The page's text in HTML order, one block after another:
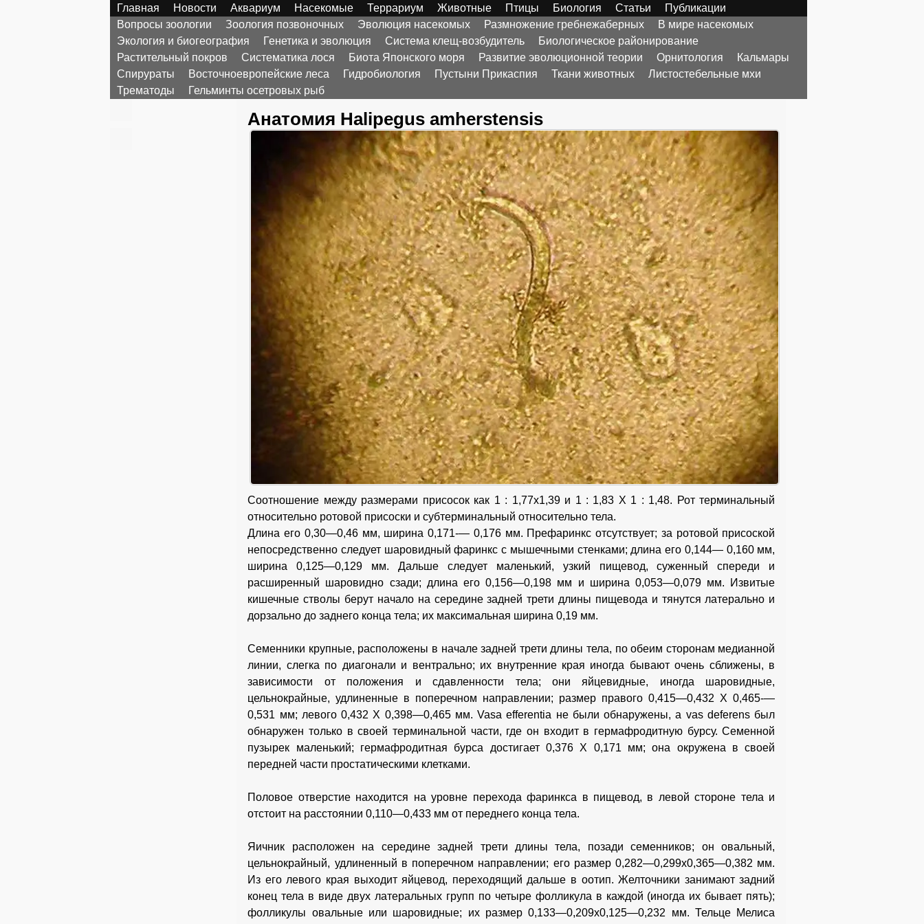
Главная Новости Аквариум Насекомые Террариум Животные Птицы Биология Статьи
Публикации
Вопросы зоологии
Зоология позвоночных Эволюция насекомых Размножение гребнежаберных
В мире насекомых
Экология и биогеография
Генетика и эволюция Система клещ-возбудитель
Биологическое районирование
Растительный покров
Систематика лося Биота Японского моря Развитие эволюционной теории Орнитология
Кальмары
Спирураты
Восточноевропейские леса Гидробиология Пустыни Прикаспия Ткани животных
Листостебельные мхи
Трематоды
Гельминты осетровых рыб
Анатомия Halipegus amherstensis
Соотношение между размерами присосок как 1 : 1,77x1,39 и 1 : 1,83 X 1 : 1,48. Рот терминальный
относительно ротовой присоски и субтерминальный относительно тела.
Длина его 0,30—0,46 мм, ширина 0,171-— 0,176 мм. Префаринкс отсутствует; за ротовой присоской
непосредственно следует шаровидный фаринкс с мышечными стенками; длина его 0,144— 0,160 мм,
ширина 0,125—0,129 мм. Дальше следует маленький, узкий пищевод, суженный спереди и
расширенный шаровидно сзади; длина его 0,156—0,198 мм и ширина 0,053—0,079 мм. Извитые
кишечные стволы берут начало на середине задней трети длины пищевода и тянутся латерально и
дорзально до заднего конца тела; их максимальная ширина 0,19 мм.
Семенники крупные, расположены в начале задней трети длины тела, по обеим сторонам медианной
линии, слегка по диагонали и вентрально; их внутренние края иногда бывают очень сближены, в
зависимости от положения и сдавленности тела; они яйцевидные, иногда шаровидные,
цельнокрайные, удлиненные в поперечном направлении; размер правого 0,415—0,432 X 0,465-—
0,531 мм; левого 0,432 X 0,398—0,465 мм. Vasa efferentia не были обнаружены, a vas deferens был
обнаружен только в своей терминальной части, где он входит в гермафродитную бурсу. Семенной
пузырек маленький; гермафродитная бурса достигает 0,376 X 0,171 мм; она окружена в своей
передней части простатическими клетками.
Половое отверстие находится на уровне перехода фаринкса в пищевод, в левой стороне тела и
отстоит на расстоянии 0,110—0,433 мм от переднего конца тела.
Яичник расположен на середине задней трети длины тела, позади семенников; он овальный,
цельнокрайный, удлиненный в поперечном направлении; его размер 0,282—0,299x0,365—0,382 мм.
Из его левого края выходит яйцевод, переходящий дальше в оотип. Желточники занимают задний
конец тела в виде двух латеральных групп по четыре фолликула в каждой (иногда их бывает пять);
фолликулы овальные или шаровидные; их размер 0,133—0,209x0,125—0,232 мм. Тельце Мелиса